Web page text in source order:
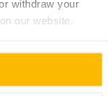
withdraw your
on our website.